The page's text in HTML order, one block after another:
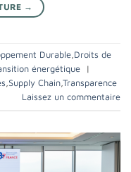
→
Durable,Droits de
énergétique
|
,Supply Chain,Transparence
Laissez un commentaire